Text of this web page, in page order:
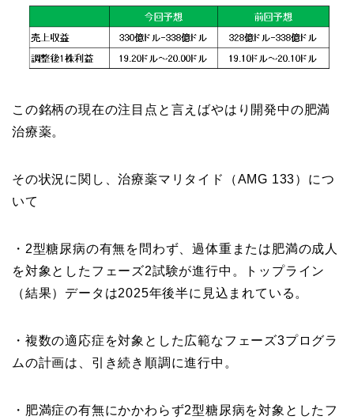
この銘柄の現在の注目点と言えばやはり開発中の肥満
治療薬。
その状況に関し、治療薬マリタイド（AMG 133）につ
いて
・2型糖尿病の有無を問わず、過体重または肥満の成人
を対象としたフェーズ2試験が進行中。トップライン
（結果）データは2025年後半に見込まれている。
・複数の適応症を対象とした広範なフェーズ3プログラ
ムの計画は、引き続き順調に進行中。
・肥満症の有無にかかわらず2型糖尿病を対象としたフ